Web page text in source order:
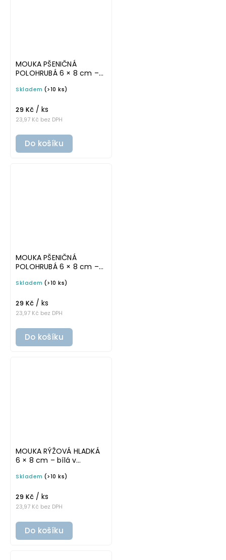
MOUKA PŠENIČNÁ
POLOHRUBÁ 6 × 8 cm –
omyvatelná samolepka
Skladem (>10 ks)
23,97 Kč bez DPH
29 Kč / ks
Do košíku
MOUKA PŠENIČNÁ
POLOHRUBÁ 6 × 8 cm –
omyvatelná samolepka
Skladem (>10 ks)
23,97 Kč bez DPH
29 Kč / ks
Do košíku
MOUKA RÝŽOVÁ HLADKÁ
6 × 8 cm – bílá v
omyvatelná samolepka
Skladem (>10 ks)
23,97 Kč bez DPH
29 Kč / ks
Do košíku